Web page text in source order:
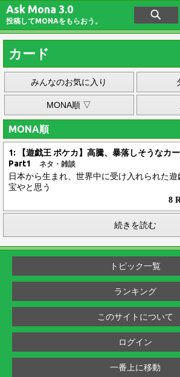
Ask Mona 3.0
投稿してMONAをもらおう。
カード
みんなのお気に入り
MONA順 ▽
MONA順
1: 【遊戯王 ポケカ】高騰、暴落しそうなカ
Part1 ネタ・雑談
日本から生まれ、世界中に受け入れられた
宝やと思う
8
続きを読む
トピック一覧
ランキング
このサイトについて
ログイン
一番上に移動